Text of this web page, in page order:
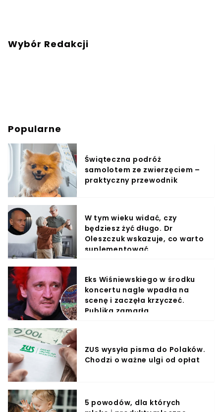
Wybór Redakcji
Popularne
Świąteczna podróż
samolotem ze zwierzęciem –
praktyczny przewodnik
W tym wieku widać, czy
będziesz żyć długo. Dr
Oleszczuk wskazuje, co warto
suplementować
Eks Wiśniewskiego w środku
koncertu nagle wpadła na
scenę i zaczęła krzyczeć.
Publika zamarła
ZUS wysyła pisma do Polaków.
Chodzi o ważne ulgi od opłat
5 powodów, dla których